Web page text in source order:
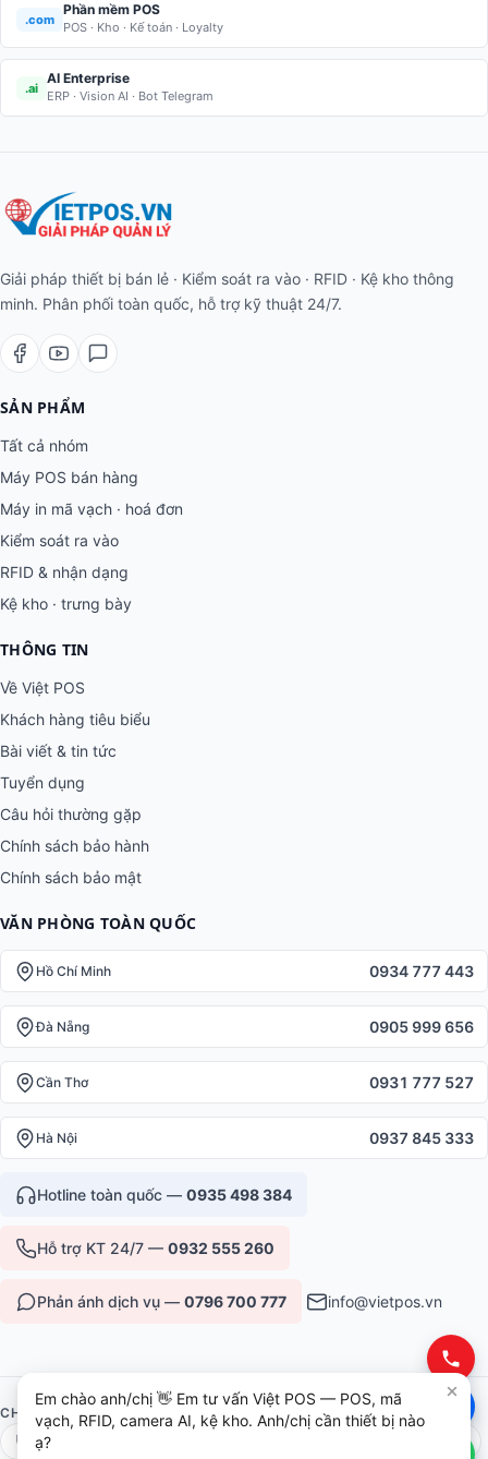
.com
Phần mềm POS
POS · Kho · Kế toán · Loyalty
.ai
AI Enterprise
ERP · Vision AI · Bot Telegram
Giải pháp thiết bị bán lẻ · Kiểm soát ra vào · RFID · Kệ kho thông
minh. Phân phối toàn quốc, hỗ trợ kỹ thuật 24/7.
SẢN PHẨM
Tất cả nhóm
Máy POS bán hàng
Máy in mã vạch · hoá đơn
Kiểm soát ra vào
RFID & nhận dạng
Kệ kho · trưng bày
THÔNG TIN
Về Việt POS
Khách hàng tiêu biểu
Bài viết & tin tức
Tuyển dụng
Câu hỏi thường gặp
Chính sách bảo hành
Chính sách bảo mật
VĂN PHÒNG TOÀN QUỐC
Hồ Chí Minh 0934 777 443
Đà Nẵng 0905 999 656
Cần Thơ 0931 777 527
Hà Nội 0937 845 333
Hotline toàn quốc — 0935 498 384
Hỗ trợ KT 24/7 — 0932 555 260
Phản ánh dịch vụ — 0796 700 777 info@vietpos.vn
CHỨNG NHẬN & UY TÍN
ISO 9001:2015
Em chào anh/chị 👋 Em tư vấn Việt POS — POS, mã
vạch, RFID, camera AI, kệ kho. Anh/chị cần thiết bị nào
ạ?